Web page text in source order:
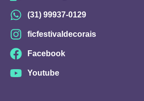
(31) 99937-0129
ficfestivaldecorais
Facebook
Youtube